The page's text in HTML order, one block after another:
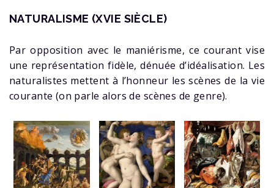
NATURALISME (XVIE SIÈCLE)
Par opposition avec le maniérisme, ce courant vise
une représentation fidèle, dénuée d’idéalisation. Les
naturalistes mettent à l’honneur les scènes de la vie
courante (on parle alors de scènes de genre).